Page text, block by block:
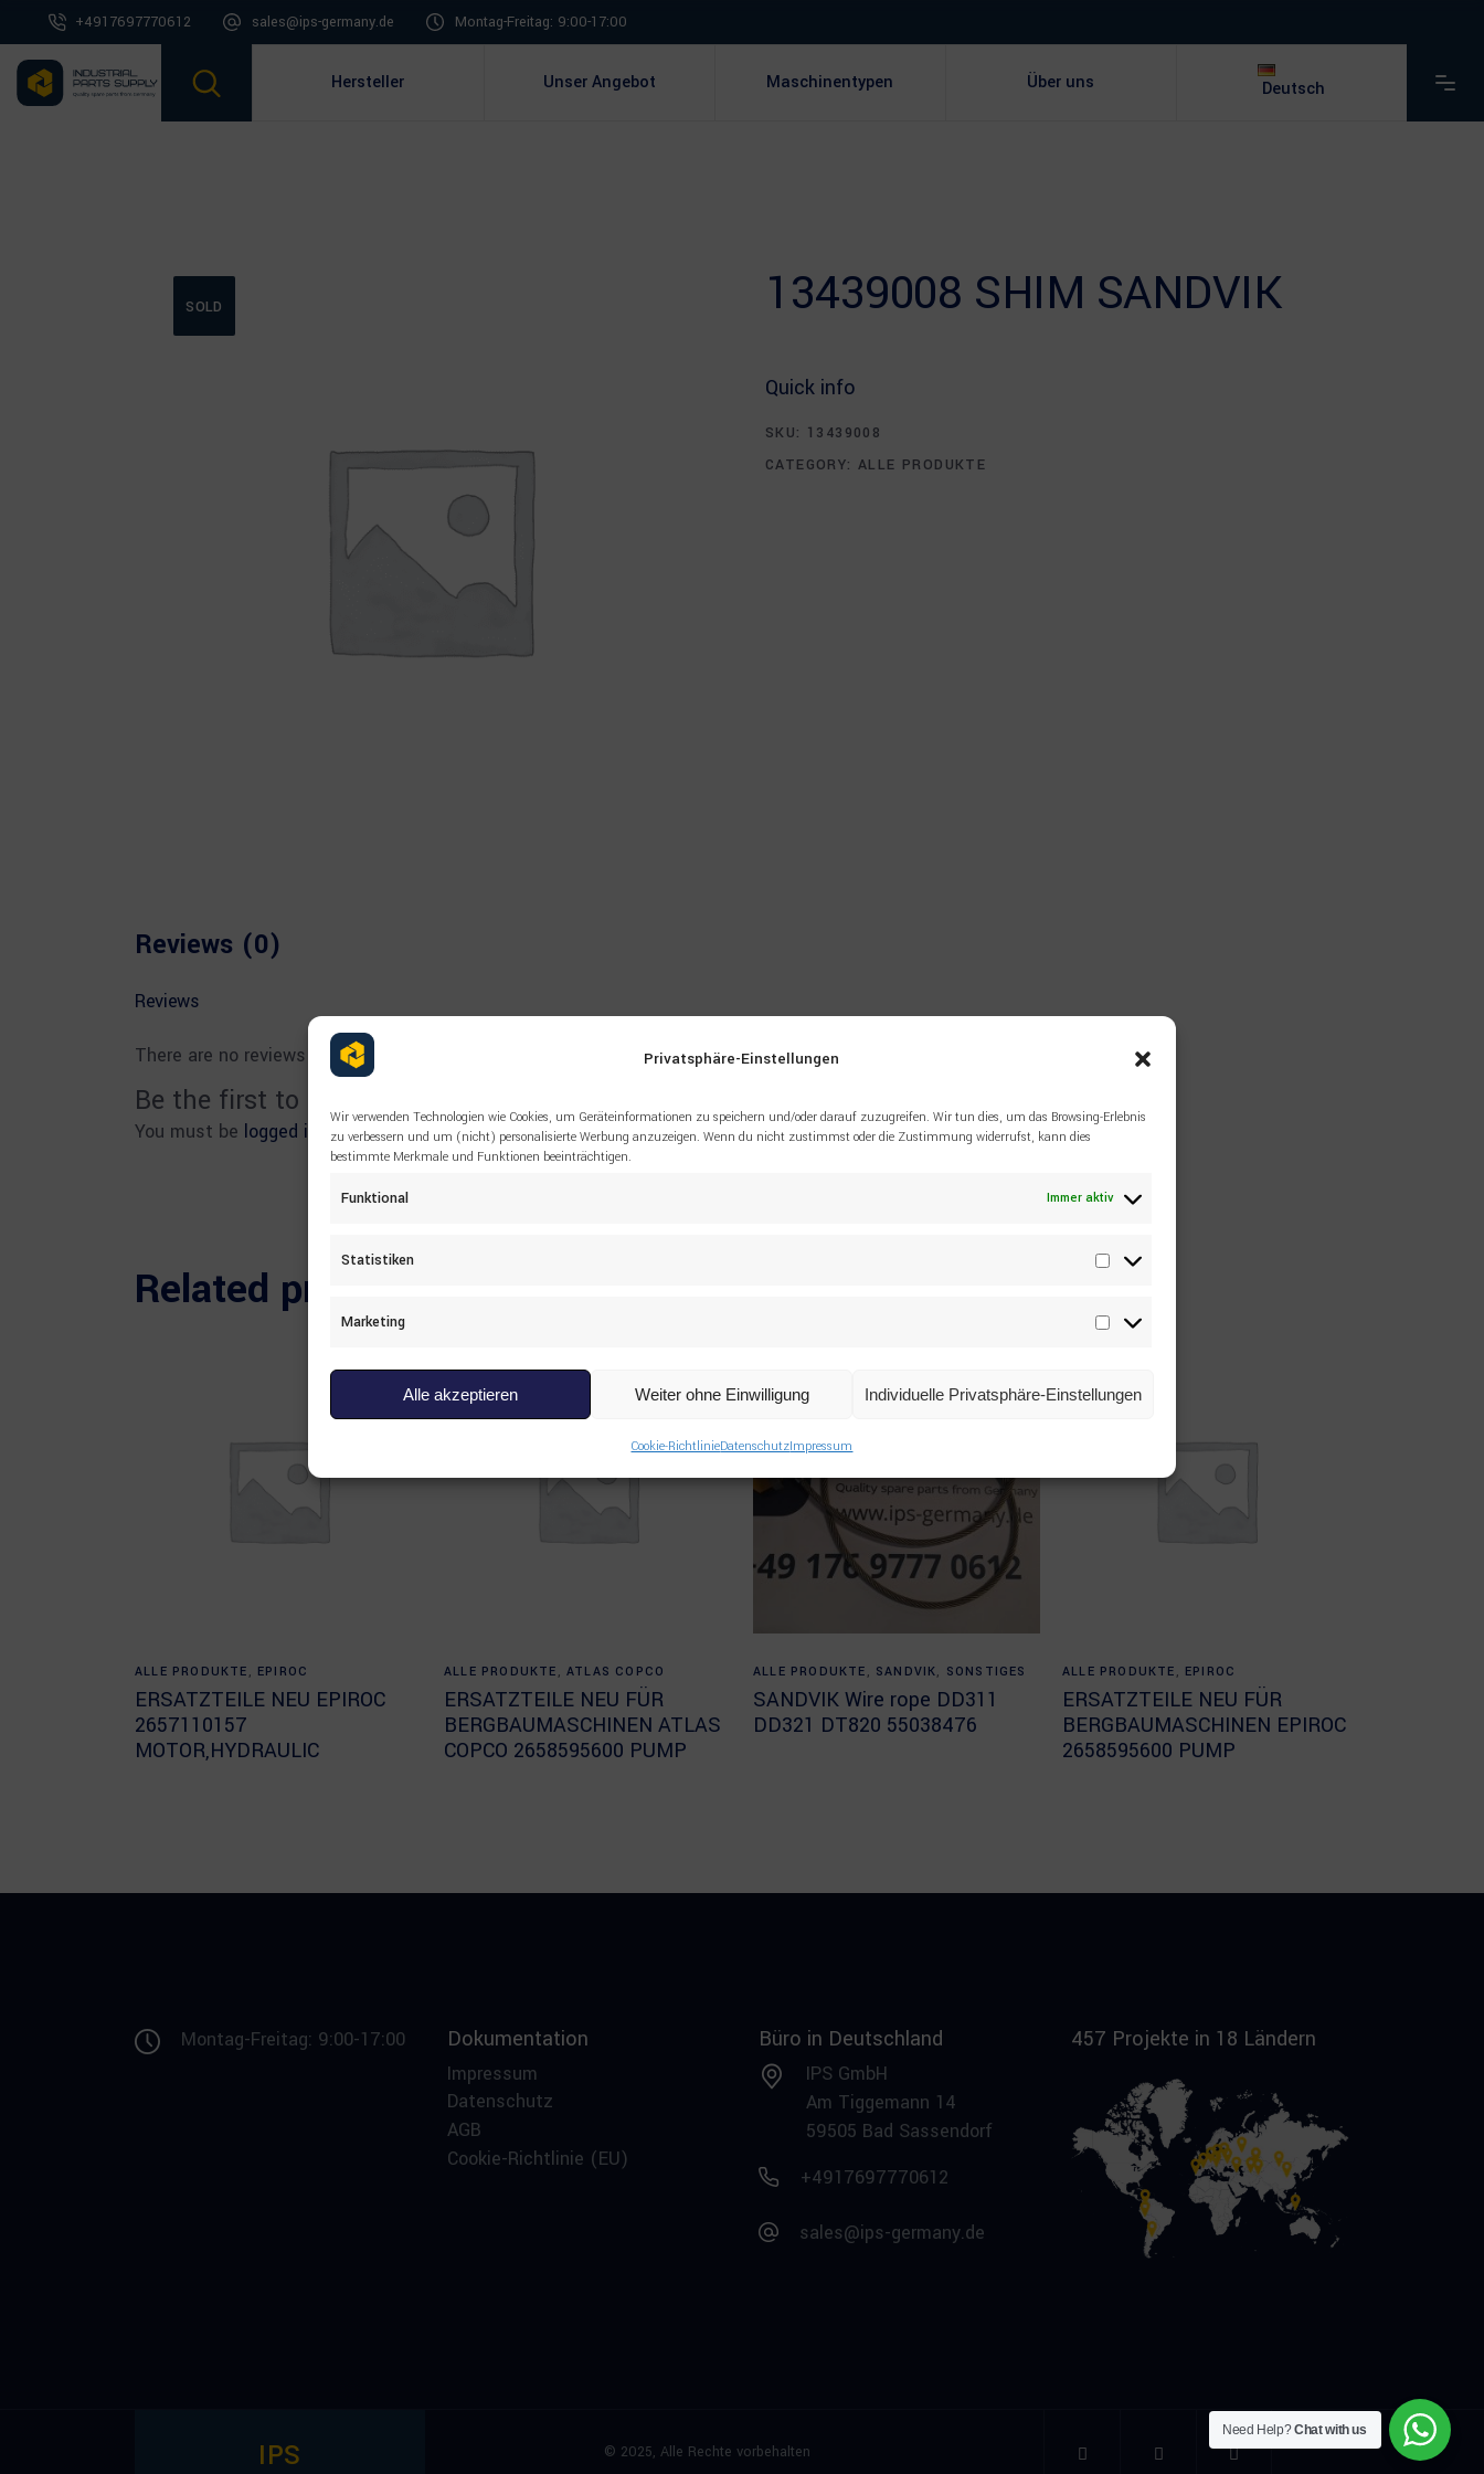
Privatsphäre-Einstellungen
Wir verwenden Technologien wie Cookies, um Geräteinformationen zu speichern und/oder darauf zuzugreifen. Wir tun dies, um das Browsing-Erlebnis
zu verbessern und um (nicht) personalisierte Werbung anzuzeigen. Wenn du nicht zustimmst oder die Zustimmung widerrufst, kann dies
bestimmte Merkmale und Funktionen beeinträchtigen.
Funktional Immer aktiv
Statistiken Statistiken
Marketing Marketing
Alle akzeptieren Weiter ohne Einwilligung Individuelle Privatsphäre-Einstellungen
Cookie-RichtlinieDatenschutzImpressum
+4917697770612 sales@ips-germany.de Montag-Freitag: 9:00-17:00
Hersteller Unser Angebot Maschinentypen Über uns Deutsch
SOLD 13439008 SHIM SANDVIK
Quick info
SKU: 13439008
CATEGORY:ALLE PRODUKTE
Reviews (0)
Reviews
There are no reviews yet.
Be the first to review “13439008 Shim SANDVIK”
You must be logged in to post a review.
Related products
Read more
ALLE PRODUKTE , EPIROC
ERSATZTEILE NEU EPIROC
2657110157
MOTOR,HYDRAULIC
Read more
ALLE PRODUKTE ,ATLAS COPCO
ERSATZTEILE NEU FÜR
BERGBAUMASCHINEN ATLAS
COPCO 2658595600 PUMP
Read more
ALLE PRODUKTE , SANDVIK, SONSTIGES
SANDVIK Wire rope DD311
DD321 DT820 55038476
Read more
ALLE PRODUKTE , EPIROC
ERSATZTEILE NEU FÜR
BERGBAUMASCHINEN EPIROC
2658595600 PUMP
Montag-Freitag: 9:00-17:00 Dokumentation
Impressum
Datenschutz
AGB
Cookie-Richtlinie (EU)
Büro in Deutschland
IPS GmbH
Am Tiggemann 14
59505 Bad Sassendorf
+4917697770612
sales@ips-germany.de
457 Projekte in 18 Ländern
IPS © 2025, Alle Rechte vorbehalten
Need Help?Chat with us